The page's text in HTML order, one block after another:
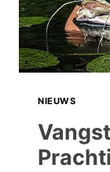
NIEUWS